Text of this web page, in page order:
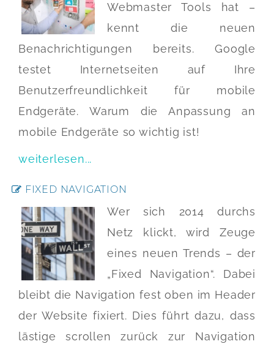
Webmaster Tools hat –
kennt die neuen
Benachrichtigungen bereits. Google
testet Internetseiten auf Ihre
Benutzerfreundlichkeit für mobile
Endgeräte. Warum die Anpassung an
mobile Endgeräte so wichtig ist!
weiterlesen...
FIXED NAVIGATION
Wer sich 2014 durchs
Netz klickt, wird Zeuge
eines neuen Trends – der
„Fixed Navigation“. Dabei
bleibt die Navigation fest oben im Header
der Website fixiert. Dies führt dazu, dass
lästige scrollen zurück zur Navigation